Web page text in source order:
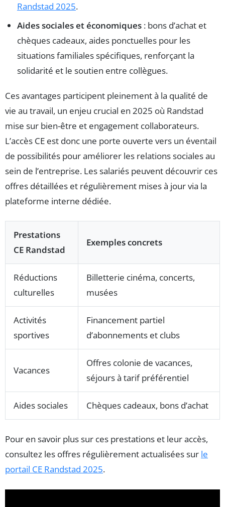
Randstad 2025.
Aides sociales et économiques : bons d’achat et
chèques cadeaux, aides ponctuelles pour les
situations familiales spécifiques, renforçant la
solidarité et le soutien entre collègues.
Ces avantages participent pleinement à la qualité de
vie au travail, un enjeu crucial en 2025 où Randstad
mise sur bien-être et engagement collaborateurs.
L’accès CE est donc une porte ouverte vers un éventail
de possibilités pour améliorer les relations sociales au
sein de l’entreprise. Les salariés peuvent découvrir ces
offres détaillées et régulièrement mises à jour via la
plateforme interne dédiée.
Prestations
CE Randstad
Exemples concrets
Réductions
culturelles
Billetterie cinéma, concerts,
musées
Activités
sportives
Financement partiel
d’abonnements et clubs
Vacances
Offres colonie de vacances,
séjours à tarif préférentiel
Aides sociales Chèques cadeaux, bons d’achat
Pour en savoir plus sur ces prestations et leur accès,
consultez les offres régulièrement actualisées sur le
portail CE Randstad 2025.